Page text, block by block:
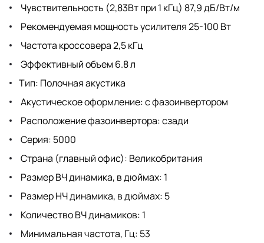
Чувствительность (2,83Вт при 1 кГц) 87,9 дБ/Вт/м
Рекомендуемая мощность усилителя 25-100 Вт
Частота кроссовера 2,5 кГц
Эффективный объем 6.8 л
Тип: Полочная акустика
Акустическое оформление: с фазоинвертором
Расположение фазоинвертора: сзади
Серия: 5000
Страна (главный офис): Великобритания
Размер ВЧ динамика, в дюймах: 1
Размер НЧ динамика, в дюймах: 5
Количество ВЧ динамиков: 1
Минимальная частота, Гц: 53